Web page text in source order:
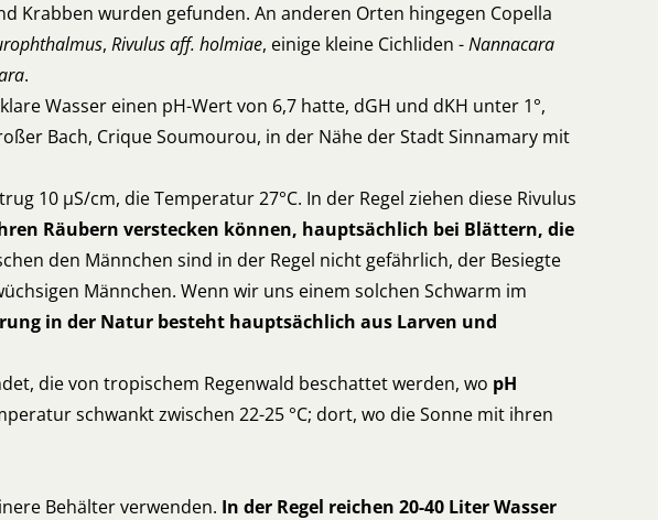
Krabben wurden gefunden. An anderen Orten hingegen Copella
, Rivulusaff. holmiae, einige kleine Cichliden -Nannacara
.
Wasser einen pH-Wert von 6,7 hatte, dGH und dKH unter 1°,
Bach, Crique Soumourou, in der Nähe der Stadt Sinnamary mit
10 µS/cm, die Temperatur 27°C. In der Regel ziehen diese Rivulus
Räubern verstecken können, hauptsächlich bei Blättern, die
den Männchen sind in der Regel nicht gefährlich, der Besiegte
Männchen. Wenn wir uns einem solchen Schwarm im
in der Natur besteht hauptsächlich aus Larven und
die von tropischem Regenwald beschattet werden, wo pH
schwankt zwischen 22-25 °C; dort, wo die Sonne mit ihren
Behälter verwenden. In der Regel reichen 20-40 Liter Wasser